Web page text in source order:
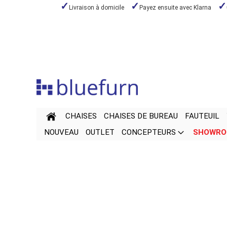
Livraison à domicile Payez ensuite avec Klarna
CHAISES CHAISES DE BUREAU FAUTEUIL
NOUVEAU
OUTLET CONCEPTEURS